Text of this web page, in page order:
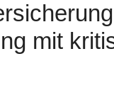
mit